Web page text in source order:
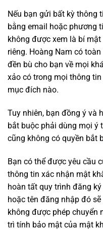
Nếu bạn gửi bất kỳ thông
bằng email hoặc phương
không được xem là bí
riêng. Hoàng Nam có
đền bù cho bạn về mọi
xảo có trong mọi thông
mục đích nào.
Tuy nhiên, bạn đồng ý và
bắt buộc phải dùng mọi ý
cũng không có quyền bắt
Bạn có thể được yêu cầu
thông tin xác nhận mật
hoàn tất quy trình đăng
hoặc tên đăng nhập đó
không được phép chuyển
trì tính bảo mật của mật